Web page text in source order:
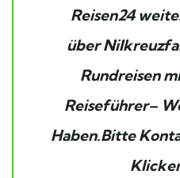
Reisen24
über
Rundreisen
Reiseführer–
Haben.Bitte